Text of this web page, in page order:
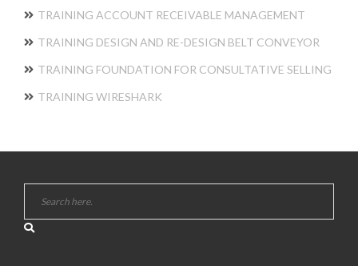
TRAINING ACCOUNT RECEIVABLE MANAGEMENT
TRAINING DESIGN AND RE-DESIGN BELT CONVEYOR
TRAINING FOUNDATION FOR CONSULTATIVE SELLING
TRAINING WIRESHARK